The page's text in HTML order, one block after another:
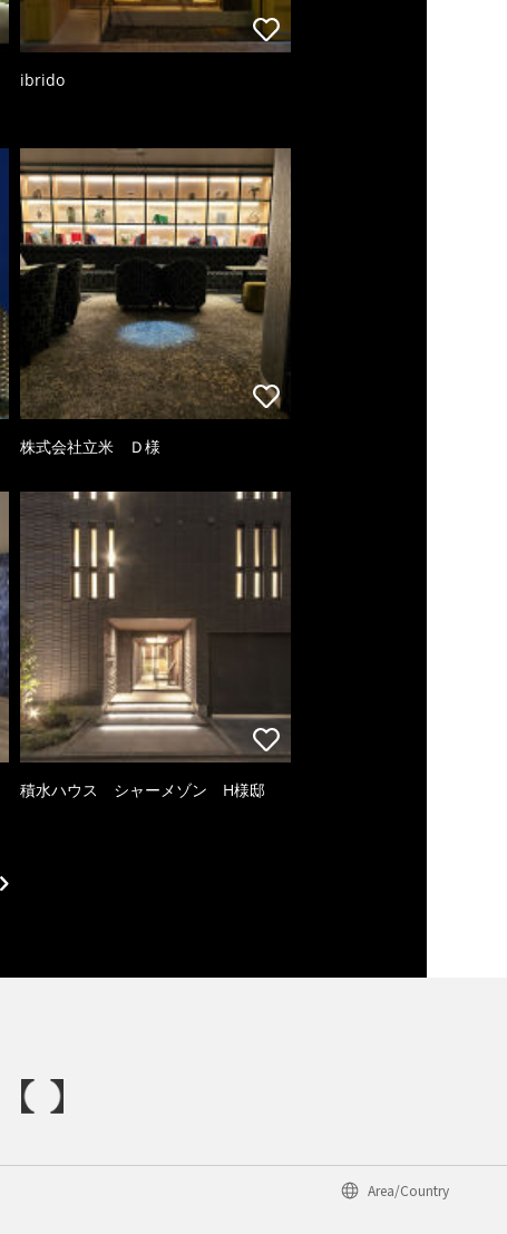
ibrido
株式会社立米 Ｄ様
積水ハウス シャーメゾン H様邸
Area/Country